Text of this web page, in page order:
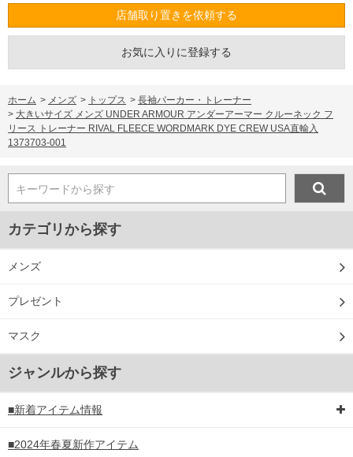
店舗取り置きを依頼する
お気に入りに登録する
ホーム > メンズ > トップス > 長袖パーカー・トレーナー
> 大きいサイズ メンズ UNDER ARMOUR アンダーアーマー クルーネック フ
リース トレーナー RIVAL FLEECE WORDMARK DYE CREW USA直輸入
1373703-001
キーワードから探す
カテゴリから探す
メンズ
プレゼント
マスク
ジャンルから探す
■新着アイテム情報
■2024年春夏新作アイテム